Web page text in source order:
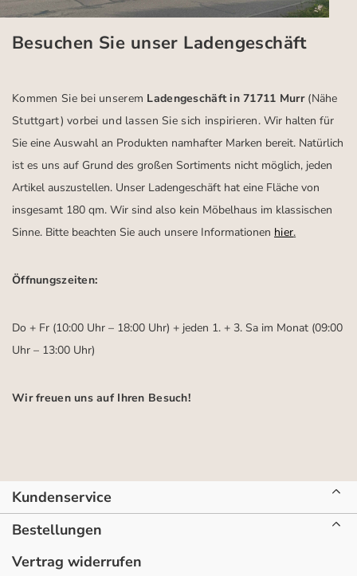
Besuchen Sie unser Ladengeschäft
Kommen Sie bei unserem Ladengeschäft in 71711 Murr (Nähe
Stuttgart) vorbei und lassen Sie sich inspirieren.Wir halten für
Sie eine Auswahl an Produkten namhafter Marken bereit. Natürlich
ist es uns auf Grund des großen Sortiments nicht möglich, jeden
Artikel auszustellen. Unser Ladengeschäft hat eine Fläche von
insgesamt 180 qm. Wir sind also kein Möbelhaus im klassischen
Sinne. Bitte beachten Sie auch unsere Informationen hier.
Öffnungszeiten:
Do + Fr (10:00 Uhr – 18:00 Uhr) + jeden 1. + 3. Sa im Monat (09:00
Uhr – 13:00 Uhr)
Wir freuen uns auf Ihren Besuch!
Kundenservice
Bestellungen
Vertrag widerrufen